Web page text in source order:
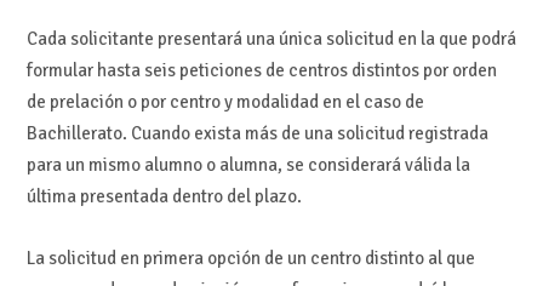
Cada solicitante presentará una única solicitud en la que podrá
formular hasta seis peticiones de centros distintos por orden
de prelación o por centro y modalidad en el caso de
Bachillerato. Cuando exista más de una solicitud registrada
para un mismo alumno o alumna, se considerará válida la
última presentada dentro del plazo.
La solicitud en primera opción de un centro distinto al que